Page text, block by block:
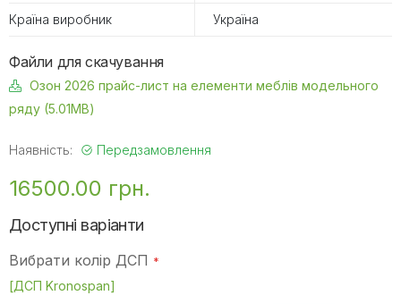
Країна виробник Україна
Файли для скачування
Озон 2026 прайс-лист на елементи меблів модельного
ряду (5.01MB)
Наявність: Передзамовлення
16500.00 грн.
Доступні варіанти
Вибрати колір ДСП
[ДСП Kronospan]